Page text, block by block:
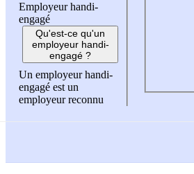
Employeur handi-
engagé
Qu'est-ce qu'un
employeur handi-
engagé ?
Un employeur handi-
engagé est un
employeur reconnu